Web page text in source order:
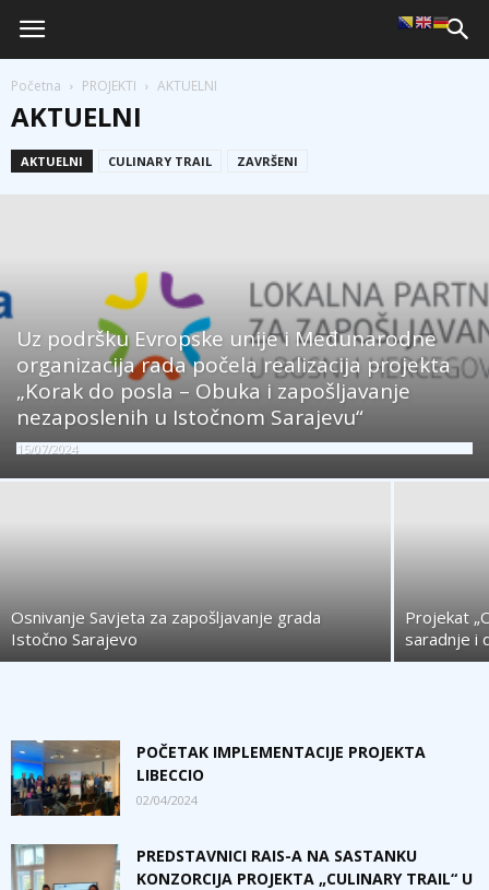
Početna PROJEKTI AKTUELNI
AKTUELNI
AKTUELNI CULINARY TRAIL ZAVRŠENI
Uz podršku Evropske unije i Međunarodne
organizacija rada počela realizacija projekta
„Korak do posla – Obuka i zapošljavanje
nezaposlenih u Istočnom Sarajevu“
15/07/2024
Osnivanje Savjeta za zapošljavanje grada
Istočno Sarajevo
Projekat
saradnje i
POČETAK IMPLEMENTACIJE PROJEKTA
LIBECCIO
02/04/2024
PREDSTAVNICI RAIS-A NA SASTANKU
KONZORCIJA PROJEKTA „CULINARY TRAIL“ U